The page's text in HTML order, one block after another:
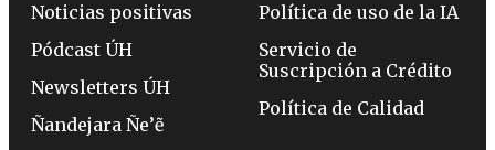
Noticias positivas
Pódcast ÚH
Newsletters ÚH
Ñandejara Ñe’ẽ
Política de uso de la IA
Servicio de
Suscripción a Crédito
Política de Calidad